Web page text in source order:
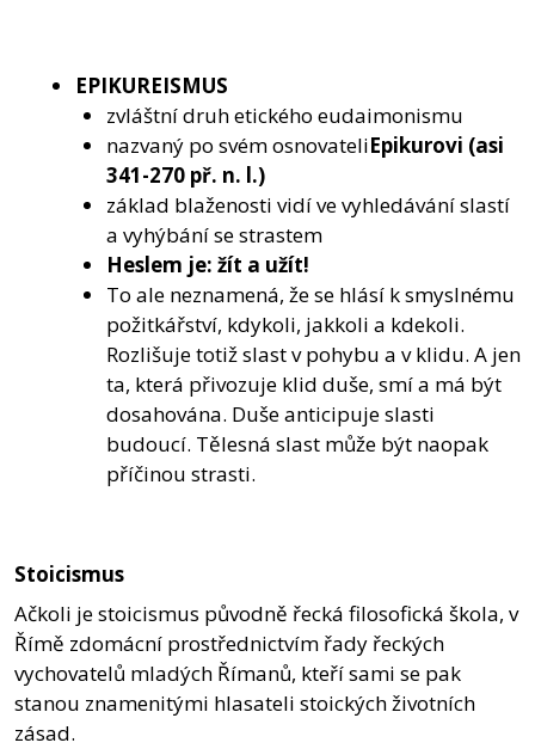
EPIKUREISMUS
zvláštní druh etického eudaimonismu
nazvaný po svém osnovateliEpikurovi (asi
341-270 př. n. l.)
základ blaženosti vidí ve vyhledávání slastí
a vyhýbání se strastem
Heslem je: žít a užít!
To ale neznamená, že se hlásí k smyslnému
požitkářství, kdykoli, jakkoli a kdekoli.
Rozlišuje totiž slast v pohybu a v klidu. A jen
ta, která přivozuje klid duše, smí a má být
dosahována. Duše anticipuje slasti
budoucí. Tělesná slast může být naopak
příčinou strasti.
Stoicismus
Ačkoli je stoicismus původně řecká filosofická škola, v
Římě zdomácní prostřednictvím řady řeckých
vychovatelů mladých Římanů, kteří sami se pak
stanou znamenitými hlasateli stoických životních
zásad.